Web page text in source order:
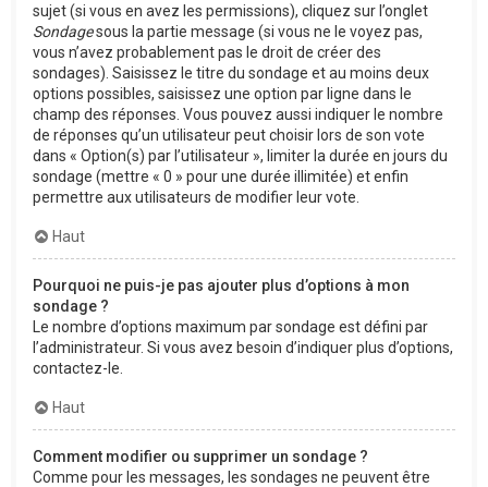
sujet (si vous en avez les permissions), cliquez sur l’onglet
Sondagesous la partie message (si vous ne le voyez pas,
vous n’avez probablement pas le droit de créer des
sondages). Saisissez le titre du sondage et au moins deux
options possibles, saisissez une option par ligne dans le
champ des réponses. Vous pouvez aussi indiquer le nombre
de réponses qu’un utilisateur peut choisir lors de son vote
dans « Option(s) par l’utilisateur », limiter la durée en jours du
sondage (mettre « 0 » pour une durée illimitée) et enfin
permettre aux utilisateurs de modifier leur vote.
Haut
Pourquoi ne puis-je pas ajouter plus d’options à mon
sondage ?
Le nombre d’options maximum par sondage est défini par
l’administrateur. Si vous avez besoin d’indiquer plus d’options,
contactez-le.
Haut
Comment modifier ou supprimer un sondage ?
Comme pour les messages, les sondages ne peuvent être